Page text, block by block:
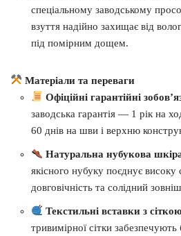
спеціальному заводському
взуття надійно захищає від
під помірним дощем.
Матеріали та переваги
Офіційні гарантійні
заводська гарантія — 1 рік на
60 днів на шви і верхню
Натуральна нубукова
якісного нубуку поєднує високу
довговічність та солідний
Текстильні вставки з
тривимірної сітки